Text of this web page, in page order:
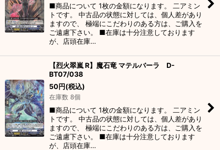
■商品について 1枚の金額になります。 二アミン
トです。 中古品の状態に対しては、個人差があり
ますので、 極端にこだわりのある方は、ご購入を
ご遠慮下さい。 ■在庫は十分注意しております
が、店頭在庫…
【烈火翠嵐 R】魔石竜 マテルバーラ D-
BT07/038
50円(税込)
在庫数 8個
■商品について 1枚の金額になります。 二アミン
トです。 中古品の状態に対しては、個人差があり
ますので、 極端にこだわりのある方は、ご購入を
ご遠慮下さい。 ■在庫は十分注意しております
が、店頭在庫…